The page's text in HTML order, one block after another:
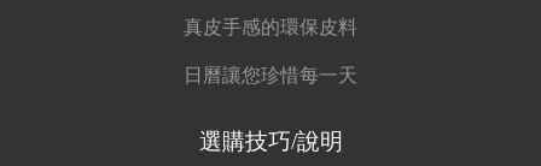
真皮手感的環保皮料
日曆讓您珍惜每一天
選購技巧/說明